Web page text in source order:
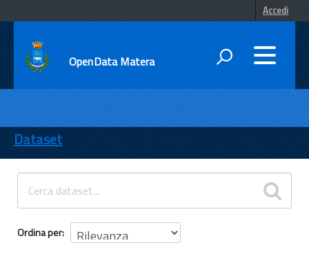
Accedi
OpenData Matera
ENTI
TEMI
INFORMAZIONI
Dataset
Ordina per